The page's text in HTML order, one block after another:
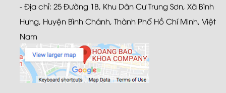
- Địa chỉ: 25 Đường 1B, Khu Dân Cư Trung Sơn, Xã Bình
Hưng, Huyện Bình Chánh, Thành Phố Hồ Chí Minh, Việt
Nam